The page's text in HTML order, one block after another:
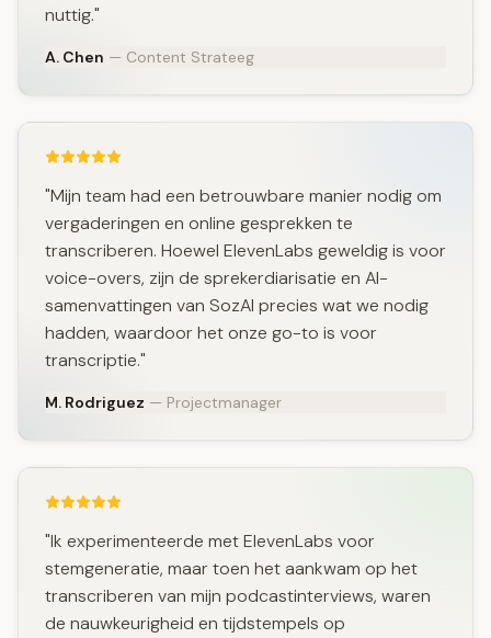
nuttig."
A. Chen — Content Strateeg
"Mijn team had een betrouwbare manier nodig om
vergaderingen en online gesprekken te
transcriberen. Hoewel ElevenLabs geweldig is voor
voice-overs, zijn de sprekerdiarisatie en AI-
samenvattingen van SozAI precies wat we nodig
hadden, waardoor het onze go-to is voor
transcriptie."
M. Rodriguez — Projectmanager
"Ik experimenteerde met ElevenLabs voor
stemgeneratie, maar toen het aankwam op het
transcriberen van mijn podcastinterviews, waren
de nauwkeurigheid en tijdstempels op